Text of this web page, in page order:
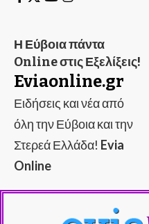
Η Εύβοια πάντα
Online στις Εξελίξεις!
Eviaonline.gr
Ειδήσεις και νέα από
όλη την Εύβοια και την
Στερεά Ελλάδα! Evia
Online